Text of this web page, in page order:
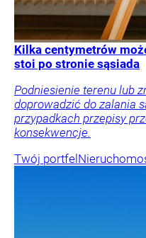
Kilka centymetrów
stoi po stronie sąsiada
Podniesienie terenu lub
doprowadzić do zalania
przypadkach przepisy
konsekwencje.
Twój portfel